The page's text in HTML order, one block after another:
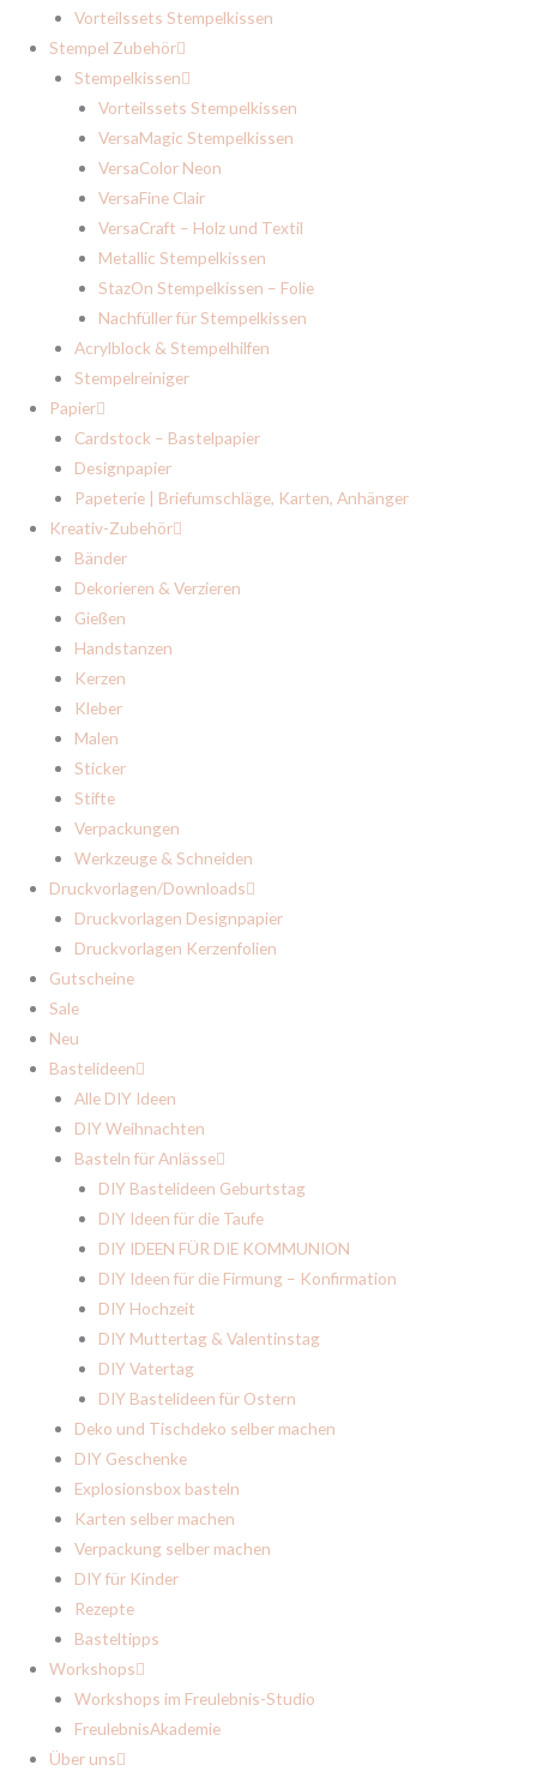
Vorteilssets Stempelkissen
Stempel Zubehör
Stempelkissen
Vorteilssets Stempelkissen
VersaMagic Stempelkissen
VersaColor Neon
VersaFine Clair
VersaCraft – Holz und Textil
Metallic Stempelkissen
StazOn Stempelkissen – Folie
Nachfüller für Stempelkissen
Acrylblock & Stempelhilfen
Stempelreiniger
Papier
Cardstock – Bastelpapier
Designpapier
Papeterie | Briefumschläge, Karten, Anhänger
Kreativ-Zubehör
Bänder
Dekorieren & Verzieren
Gießen
Handstanzen
Kerzen
Kleber
Malen
Sticker
Stifte
Verpackungen
Werkzeuge & Schneiden
Druckvorlagen/Downloads
Druckvorlagen Designpapier
Druckvorlagen Kerzenfolien
Gutscheine
Sale
Neu
Bastelideen
Alle DIY Ideen
DIY Weihnachten
Basteln für Anlässe
DIY Bastelideen Geburtstag
DIY Ideen für die Taufe
DIY IDEEN FÜR DIE KOMMUNION
DIY Ideen für die Firmung – Konfirmation
DIY Hochzeit
DIY Muttertag & Valentinstag
DIY Vatertag
DIY Bastelideen für Ostern
Deko und Tischdeko selber machen
DIY Geschenke
Explosionsbox basteln
Karten selber machen
Verpackung selber machen
DIY für Kinder
Rezepte
Basteltipps
Workshops
Workshops im Freulebnis-Studio
FreulebnisAkademie
Über uns